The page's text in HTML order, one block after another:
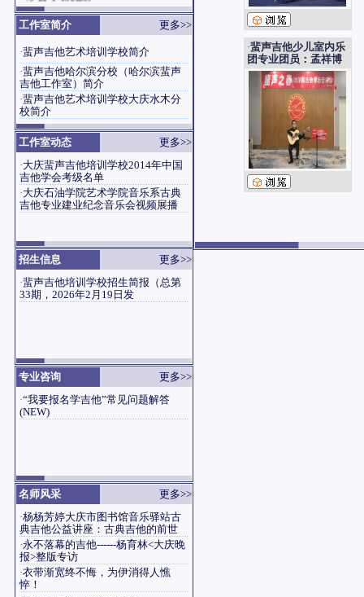
·杨育林中央电视台网络频道区域
博览名家访谈
·杨育林荣登2010年《北方音乐》
第12期封面人物、大庆电视台
《吉他人生》专访图文
工作室简介 更多>>
·蜚声吉他艺术培训学校简介
·蜚声吉他哈尔滨分校（哈尔滨蜚声
吉他工作室）简介
·蜚声吉他艺术培训学校大庆水木分
校简介
工作室动态
更多>>
·大庆蜚声吉他培训学校2014年中国
吉他学会考级名单
·大庆石油学院艺术学院音乐系古典
吉他专业建业纪念音乐会视频展播
招生信息
更多>>
·蜚声吉他培训学校招生简报（总第
33期，2026年2月19日发
专业咨询
更多>>
·“我要报名学吉他”常见问题解答
(NEW)
名师风采
更多>>
·杨杨芳婷大庆市图书馆音乐驿站古
典吉他公益讲座：古典吉他的前世
·永不落幕的吉他------杨育林<大庆晚
报>整版专访
·衣带渐宽终不悔，为伊消得人憔
悴！
·蜚声吉他少儿室内乐
团专业团员：孟祥博